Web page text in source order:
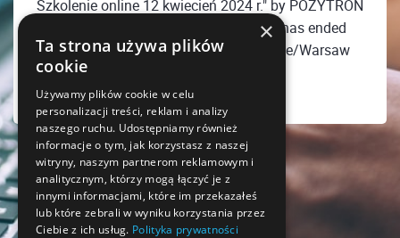
Szkolenie online 12 kwiecień 2024 r." by POZYTRON
Radiologia Weterynaryjna Sp. z o.o. has ended
Friday, April 12, 2024 08:00 PM Europe/Warsaw
×
Ta strona używa plików
cookie
Używamy plików cookie w celu
personalizacji treści, reklam i analizy
naszego ruchu. Udostępniamy również
informacje o tym, jak korzystasz z naszej
witryny, naszym partnerom reklamowym i
analitycznym, którzy mogą łączyć je z
innymi informacjami, które im przekazałeś
lub które zebrali w wyniku korzystania przez
Ciebie z ich usług. Polityka prywatności